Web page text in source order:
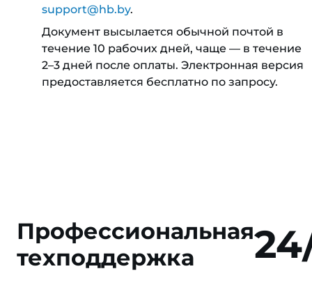
support@hb.by.
Документ высылается обычной почтой в
течение 10 рабочих дней, чаще — в течение
2–3 дней после оплаты. Электронная версия
предоставляется бесплатно по запросу.
Профессиональная
техподдержка